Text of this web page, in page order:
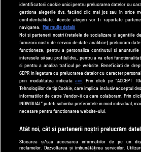
UTILE
Cod deontologic
Termeni și condiții
Politica de cookies
Politică de confidențialitate
identificatorii cookie unici pentru prelucrarea datelor cu
gestiona alegerile dvs. făcând clic mai jos sau în orice
confidențialitate. Aceste alegeri vor fi raportate
navigarea.
Mai multe detalii
Noi si partenerii nostri (retelele de socializare si agentiile
furnizorii nostri de servicii de date analitice) prelucram
functioneze, pentru a personaliza continutul si
interesele si/sau profilul dvs., pentru a va oferi
si pentru a analiza traficul pe website. Beneficiati de
GDPR in legatura cu prelucrarea datelor cu caracter
prin modalitatea indicata aici. Prin click pe “ACCEPT
Tehnologiilor de tip Cookie, care implica inclusiv acceptul
informatiilor de catre Vendor-ii cu care colaboram. Prin click
INDIVIDUAL” puteti schimba preferintele in mod individual,
necesare pentru functionarea website-ului.
Atât noi, cât și partenerii noștri prelucrăm
Stocarea și/sau accesarea informațiilor de pe un
reclamelor. Dezvoltarea și îmbunătățirea serviciilor.